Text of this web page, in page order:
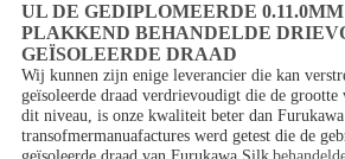
UL DE GEDIPLOMEERDE
PLAKKEND BEHANDELDE
GEÏSOLEERDE DRAAD
Wij kunnen zijn enige leverancier die kan
geïsoleerde draad verdrievoudigt die de
dit niveau, is onze kwaliteit beter dan
transofmermanuafactures werd getest die de